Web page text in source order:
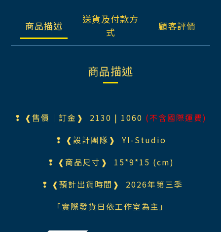
商品描述
送貨及付款方
式
顧客評價
商品描述
❢ ❰售價｜訂金❱ 2130 | 1060 (不含國際運費)
❢ ❰設計團隊❱ YI-Studio
❢ ❰商品尺寸❱ 15*9*15 (cm)
❢ ❰預計出貨時間❱ 2026年第三季
「實際發貨日依工作室為主」